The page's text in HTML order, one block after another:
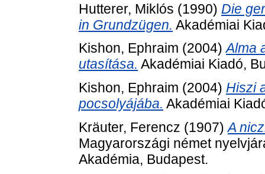
Hutterer, Miklós (1990) Die
in Grundzügen. Akadémiai
Kishon, Ephraim (2004)Alma
utasítása. Akadémiai Kiadó,
Kishon, Ephraim (2004) Hiszi
pocsolyájába. Akadémiai
Kräuter, Ferencz (1907)A
Magyarországi német
Akadémia, Budapest.